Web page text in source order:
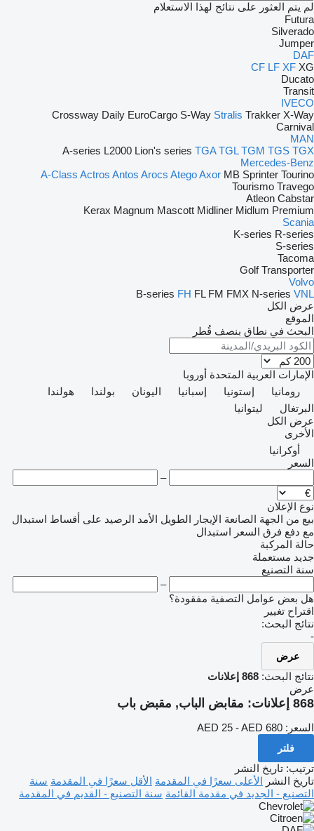
لم يتم العثور على نتائج لهذا الاستعلام
Futura
Silverado
Jumper
DAF
CF LF XF XG
Ducato
Transit
IVECO
Crossway Daily EuroCargo S-Way Stralis Trakker X-Way
Carnival
MAN
A-series L2000 Lion's series TGA TGL TGM TGS TGX
Mercedes-Benz
A-Class Actros Antos Arocs AtegoAxor MB Sprinter Tourino
Tourismo Travego
Atleon Cabstar
Kerax Magnum Mascott Midliner Midlum Premium
Scania
K-series R-series
S-series
Tacoma
Golf Transporter
Volvo
B-series FH FL FM FMX N-series VNL
عرض الكل
الموقع
البحث في نطاق بنصف قُطر
الإمارات العربية المتحدة أوروبا
رومانيا
إستونيا إسبانيا اليونان بولندا
هولندا
البرتغال
ليتوانيا
عرض الكل
الأخرى
أوكرانيا
السعر
–
نوع الإعلان
بيع من الجهة الصانعة الإيجار الطويل الأمد الرصيد على أقساط استبدال
مع دفع فرق السعر استبدال
حالة المركبة
جديد مستعملة
سنة التصنيع
–
هل بعض عوامل التصفية مفقودة؟
اقتراح تغيير
نتائج البحث:
-
عرض
نتائج البحث: 868 إعلانات
عرض
868 إعلانات: مقابض الباب, مقبض باب
السعر: AED 25 - AED 680
فلتر
ترتيب: تاريخ النشر
تاريخ النشر الأعلى سعرًا في المقدمة الأقل سعرًا في المقدمة سنة
التصنيع - الجديد في مقدمة القائمة سنة التصنيع - القديم في المقدمة